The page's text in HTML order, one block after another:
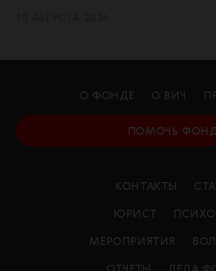
О ФОНДЕ О ВИЧ
ПОМОЧЬ
КОНТАКТЫ
ЮРИСТ
МЕРОПРИЯТИЯ